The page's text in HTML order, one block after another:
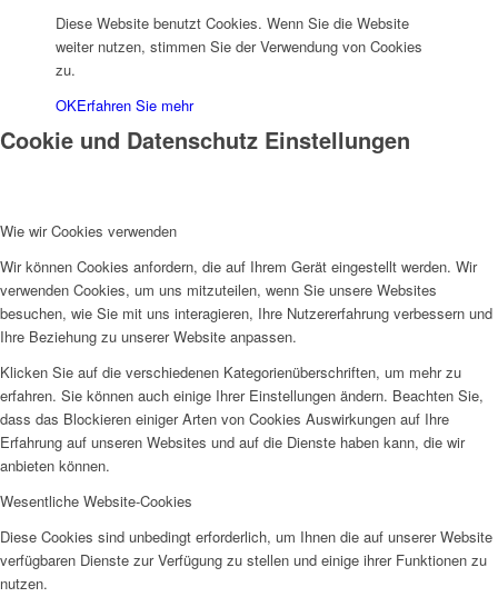
Diese Website benutzt Cookies. Wenn Sie die Website
weiter nutzen, stimmen Sie der Verwendung von Cookies
zu.
OKErfahren Sie mehr
Cookie und Datenschutz Einstellungen
Wie wir Cookies verwenden
Wir können Cookies anfordern, die auf Ihrem Gerät eingestellt werden. Wir
verwenden Cookies, um uns mitzuteilen, wenn Sie unsere Websites
besuchen, wie Sie mit uns interagieren, Ihre Nutzererfahrung verbessern und
Ihre Beziehung zu unserer Website anpassen.
Klicken Sie auf die verschiedenen Kategorienüberschriften, um mehr zu
erfahren. Sie können auch einige Ihrer Einstellungen ändern. Beachten Sie,
dass das Blockieren einiger Arten von Cookies Auswirkungen auf Ihre
Erfahrung auf unseren Websites und auf die Dienste haben kann, die wir
anbieten können.
Wesentliche Website-Cookies
Diese Cookies sind unbedingt erforderlich, um Ihnen die auf unserer Website
verfügbaren Dienste zur Verfügung zu stellen und einige ihrer Funktionen zu
nutzen.